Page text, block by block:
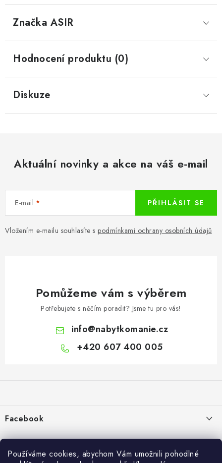
Používáme cookies, abychom Vám umožnili pohodlné
Značka ASIR
Hodnocení produktu (0)
Diskuze
Aktuální novinky a akce na váš e-mail
E-mail
Vložením e-mailu souhlasíte s podmínkami ochrany osobních údajů
PŘIHLÁSIT SE
Pomůžeme vám s výběrem
Potřebujete s něčím poradit? Jsme tu pro vás!
info@nabytkomanie.cz
+420 607 400 005
a
í
Facebook